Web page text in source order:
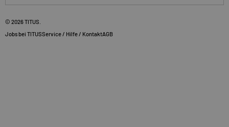
© 2026TITUS
Jobs bei TITUSService / Hilfe / KontaktAGB